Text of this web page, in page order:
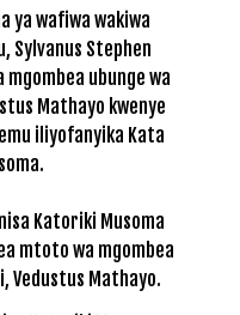
ya wafiwa wakiwa
Sylvanus Stephen
ubunge wa
Mathayo kwenye
iliyofanyika Kata